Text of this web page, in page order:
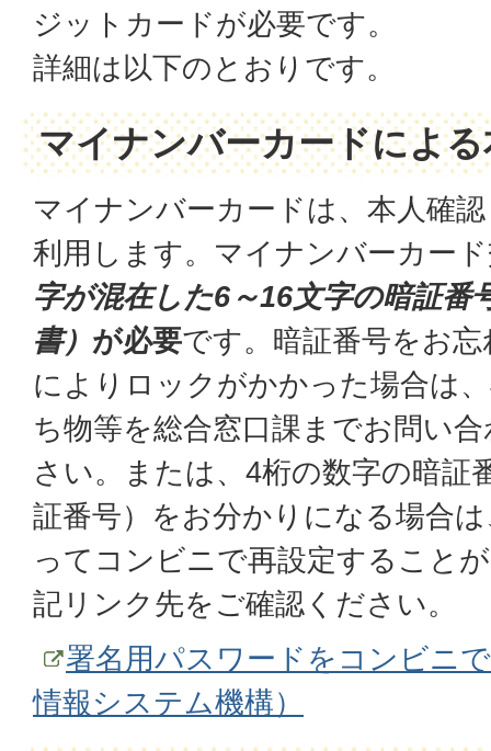
ジットカードが必要です。
詳細は以下のとおりです。
マイナンバーカードによ
マイナンバーカードは、本人確
利用します。マイナンバーカー
字が混在した6～16文字の暗証番
書） が必要です。暗証番号をお
によりロックがかかった場合は
ち物等を総合窓口課までお問い
さい。または、4桁の数字の暗証
証番号）をお分かりになる場合
ってコンビニで再設定すること
記リンク先をご確認ください。
署名用パスワードをコンビニ
情報システム機構）